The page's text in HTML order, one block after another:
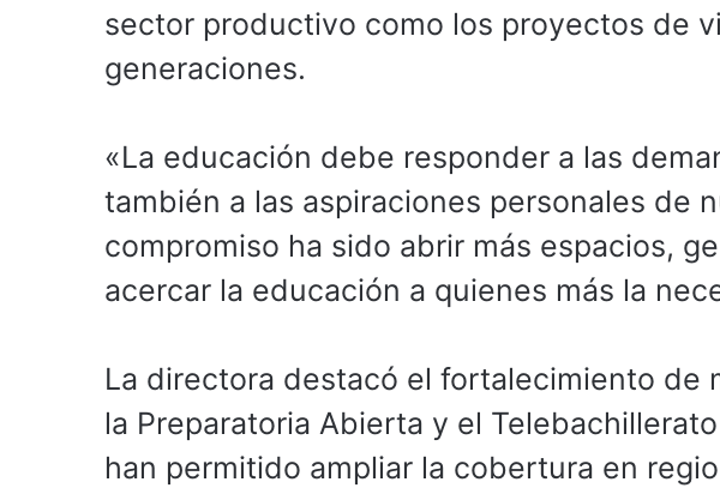
sector productivo como los proyectos de
generaciones.
«La educación debe responder a las
también a las aspiraciones personales de
compromiso ha sido abrir más espacios,
acercar la educación a quienes más la
La directora destacó el fortalecimiento de
la Preparatoria Abierta y el
han permitido ampliar la cobertura en